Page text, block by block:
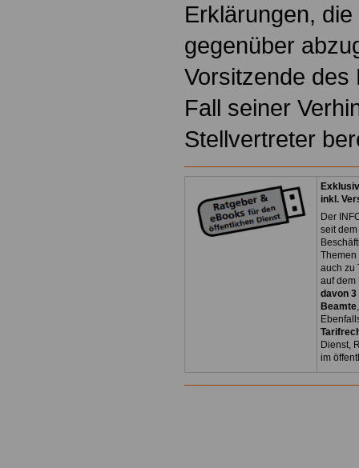
Erklärungen,
gegenüber
Vorsitzende des
Fall seiner
Stellvertreter
inkl.
Der
seit
Themen
auch zu
auf dem
davon 3
Beamte
Dienst,
im